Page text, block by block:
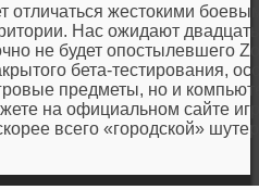
отличаться жестокими
Нас ожидают
не будет опостылевшего
бета-тестирования,
предметы, но и
на официальном сайте
всего «городской»